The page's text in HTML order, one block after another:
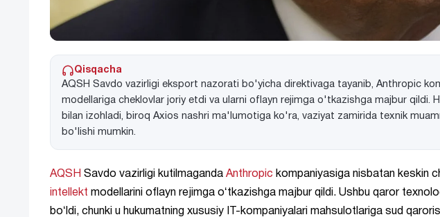
Qisqacha
AQSH Savdo vazirligi eksport nazorati bo'yicha direktivaga tayanib, Anthropic
modellariga cheklovlar joriy etdi va ularni oflayn rejimga o'tkazishga majbur qildi.
bilan izohladi, biroq Axios nashri ma'lumotiga ko'ra, vaziyat zamirida texnik
bo'lishi mumkin.
AQSH Savdo vazirligi kutilmaganda Anthropic kompaniyasiga nisbatan keskin
intellekt modellarini oflayn rejimga oʻtkazishga majbur qildi. Ushbu qaror
boʻldi, chunki u hukumatning xususiy IT-kompaniyalari mahsulotlariga sud